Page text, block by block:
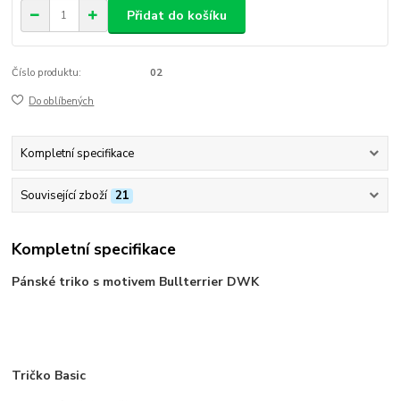
Přidat do košíku
Číslo produktu: 02
Do oblíbených
Kompletní specifikace
Související zboží 21
Kompletní specifikace
Pánské triko s motivem Bullterrier DWK
Tričko Basic